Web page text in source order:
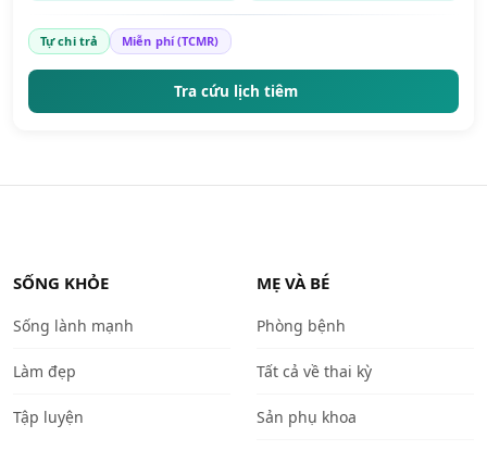
Tự chi trả Miễn phí (TCMR)
Tra cứu lịch tiêm
SỐNG KHỎE
Sống lành mạnh
Làm đẹp
Tập luyện
MẸ VÀ BÉ
Phòng bệnh
Tất cả về thai kỳ
Sản phụ khoa